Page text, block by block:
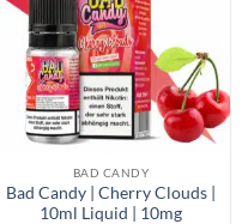
BAD CANDY
Bad Candy | Cherry Clouds |
10ml Liquid | 10mg